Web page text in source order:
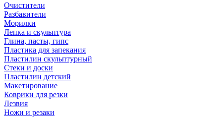
Очистители
Разбавители
Морилки
Лепка и скульптура
Глина, пасты, гипс
Пластика для запекания
Пластилин скульптурный
Стеки и доски
Пластилин детский
Макетирование
Коврики для резки
Лезвия
Ножи и резаки